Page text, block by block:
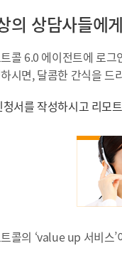
의 상담사들에
콜 6.0 에이전트에 로
시면, 달콤한 간식을
서를 작성하시고 리모
콜의 ‘value up 서비스